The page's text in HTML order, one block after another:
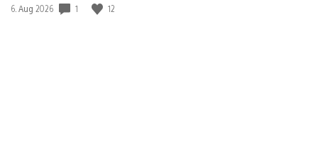
Veröffentlichungsdatum:
6. Aug 2026 1 12